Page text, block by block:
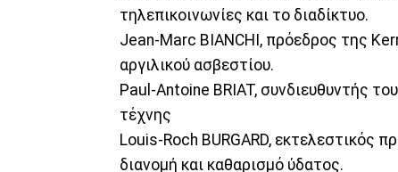
τηλεπικοινωνίες και το διαδίκτυο.
Jean-Marc BIANCHI, πρόεδρος της
αργιλικού ασβεστίου.
Paul-Antoine BRIAT, συνδιευθυντής
τέχνης
Louis-Roch BURGARD, εκτελεστικός
διανομή και καθαρισμό ύδατος.